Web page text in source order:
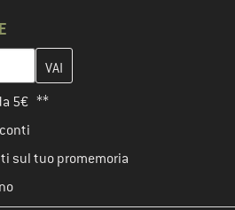
e-mail e crea il tuo account cliente
5€ **
sul tuo promemoria